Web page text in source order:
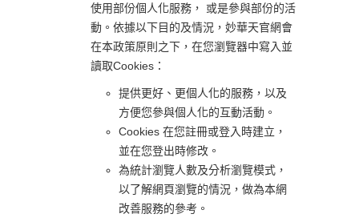
使用部份個人化服務， 或是參與部份的活
動。依據以下目的及情況，妙華天官網會
在本政策原則之下，在您瀏覽器中寫入並
讀取Cookies：
提供更好、更個人化的服務，以及
方便您參與個人化的互動活動。
Cookies 在您註冊或登入時建立，
並在您登出時修改。
為統計瀏覽人數及分析瀏覽模式，
以了解網頁瀏覽的情況，做為本網
改善服務的參考。